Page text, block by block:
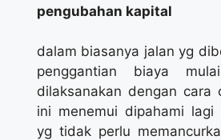
pengubahan kapital
dalam biasanya jalan yg
penggantian biaya
dilaksanakan dengan cara
ini menemui dipahami lagi
yg tidak perlu